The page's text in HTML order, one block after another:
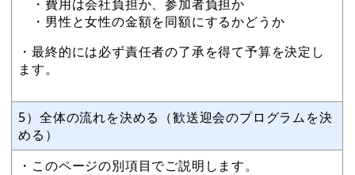
・費用は会社負担か、参加者負担か
・男性と女性の金額を同額にするかどうか
・最終的には必ず責任者の了承を得て予算を決定し
ます。
5）全体の流れを決める（歓送迎会のプログラムを決
める）
・このページの別項目でご説明します。